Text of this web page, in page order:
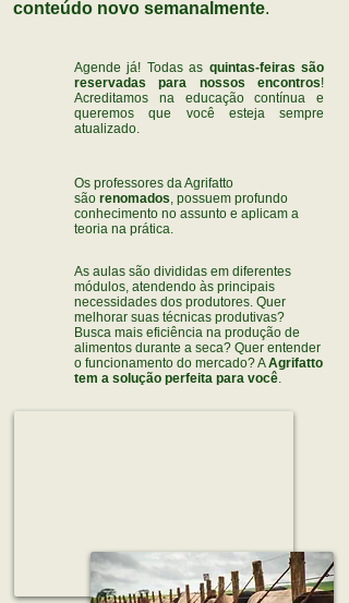
conteúdo novo semanalmente.
Agende já! Todas as quintas-feiras são
reservadas para nossos encontros!
Acreditamos na educação contínua e
queremos que você esteja sempre
atualizado.
Os professores da Agrifatto
são renomados, possuem profundo
conhecimento no assunto e aplicam a
teoria na prática.
As aulas são divididas em diferentes
módulos, atendendo às principais
necessidades dos produtores. Quer
melhorar suas técnicas produtivas?
Busca mais eficiência na produção de
alimentos durante a seca? Quer entender
o funcionamento do mercado? AAgrifatto
tem a solução perfeita para você.